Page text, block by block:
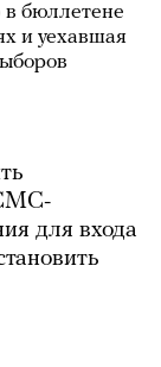
бюллетене
и уехавшая
для входа